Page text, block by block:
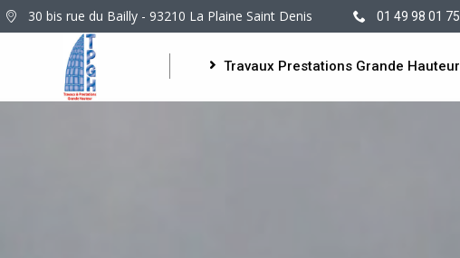
30 bis rue du Bailly - 93210 La Plaine Saint Denis 01 49 98 01 75
Travaux Prestations Grande Hauteur